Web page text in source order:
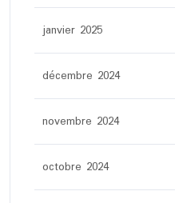
janvier 2025
décembre 2024
novembre 2024
octobre 2024